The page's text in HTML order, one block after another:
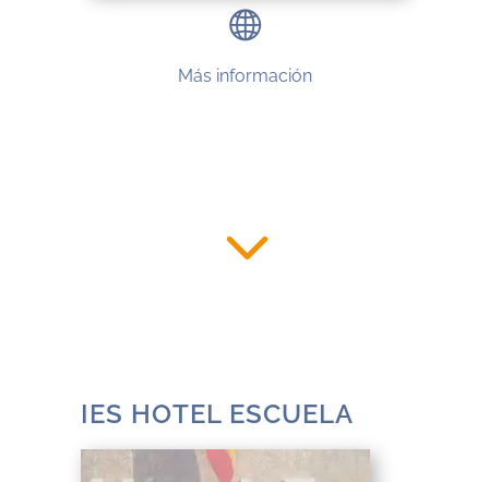
Más información
IES HOTEL ESCUELA